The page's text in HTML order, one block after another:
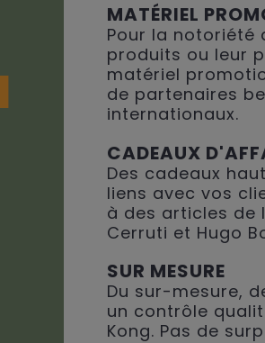
MATÉRIEL
Pour la notoriété
produits ou leur
matériel
de partenaires
internationaux.
CADEAUX
Des cadeaux
liens avec vos
à des articles de
Cerruti et Hugo
SUR MESURE
Du sur-mesure,
un contrôle
Kong. Pas de